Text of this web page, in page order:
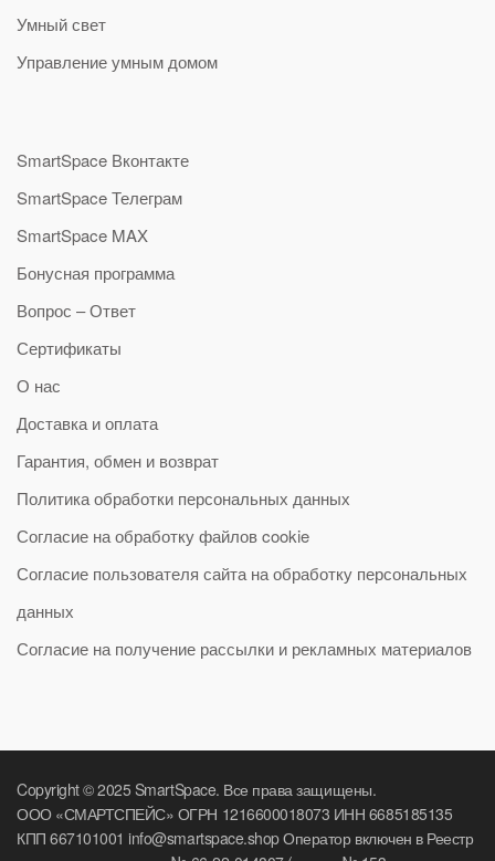
Умный свет
Управление умным домом
SmartSpace Вконтакте
SmartSpace Телеграм
SmartSpace MAX
Бонусная программа
Вопрос – Ответ
Сертификаты
О нас
Доставка и оплата
Гарантия, обмен и возврат
Политика обработки персональных данных
Согласие на обработку файлов cookie
Согласие пользователя сайта на обработку персональных
данных
Согласие на получение рассылки и рекламных материалов
Copyright © 2025 SmartSpace. Все права защищены.
ООО «СМАРТСПЕЙС» ОГРН 1216600018073 ИНН 6685185135
КПП 667101001 info@smartspace.shop Оператор включен в Реестр